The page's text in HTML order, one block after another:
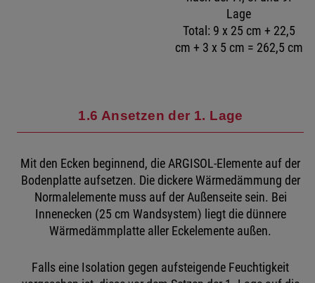
Lage
Total: 9 x 25 cm + 22,5
cm + 3 x 5 cm = 262,5 cm
1.6 Ansetzen der 1. Lage
Mit den Ecken beginnend, die ARGISOL-Elemente auf der
Bodenplatte aufsetzen. Die dickere Wärmedämmung der
Normalelemente muss auf der Außenseite sein. Bei
Innenecken (25 cm Wandsystem) liegt die dünnere
Wärmedämmplatte aller Eckelemente außen.
Falls eine Isolation gegen aufsteigende Feuchtigkeit